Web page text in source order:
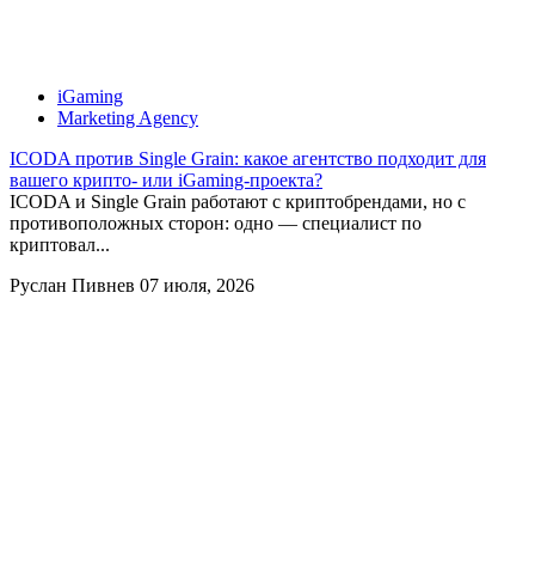
iGaming
Marketing Agency
ICODA против Single Grain: какое агентство подходит для
вашего крипто- или iGaming-проекта?
ICODA и Single Grain работают с криптобрендами, но с
противоположных сторон: одно — специалист по
криптовал...
Руслан Пивнев 07 июля, 2026